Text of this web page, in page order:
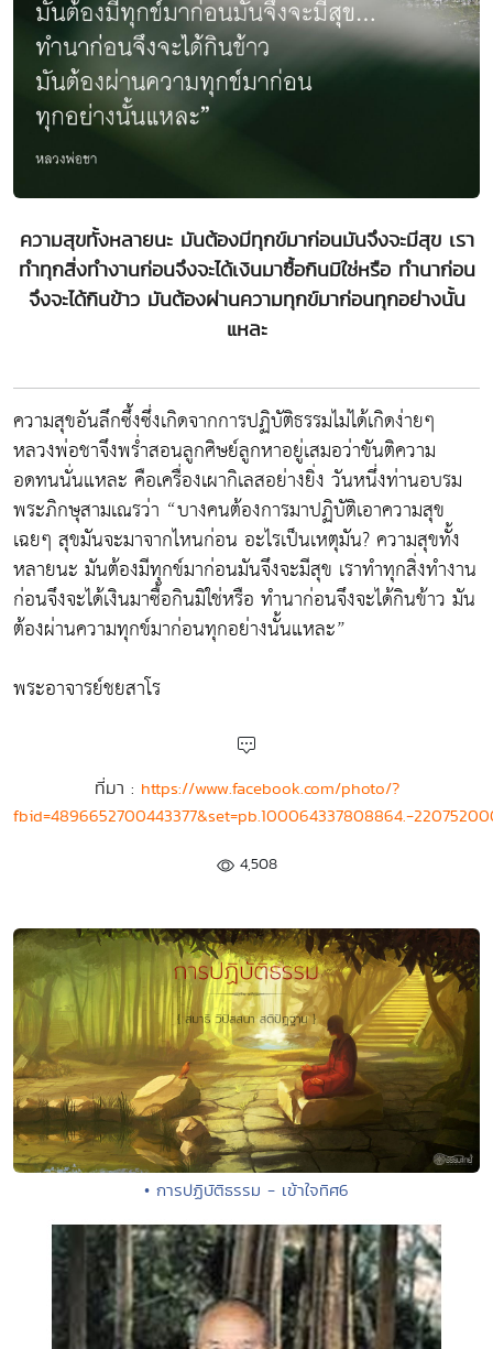
ความสุขทั้งหลายนะ มันต้องมีทุกข์มาก่อนมันจึงจะมีสุข เรา
ทำทุกสิ่งทำงานก่อนจึงจะได้เงินมาซื้อกินมิใช่หรือ ทำนาก่อน
จึงจะได้กินข้าว มันต้องผ่านความทุกข์มาก่อนทุกอย่างนั้น
แหละ
ความสุขอันลึกซึ้งซึ่งเกิดจากการปฏิบัติธรรมไม่ได้เกิดง่ายๆ
หลวงพ่อชาจึงพร่ำสอนลูกศิษย์ลูกหาอยู่เสมอว่าขันติความ
อดทนนั่นแหละ คือเครื่องเผากิเลสอย่างยิ่ง วันหนึ่งท่านอบรม
พระภิกษุสามเณรว่า “บางคนต้องการมาปฏิบัติเอาความสุข
เฉยๆ สุขมันจะมาจากไหนก่อน อะไรเป็นเหตุมัน? ความสุขทั้ง
หลายนะ มันต้องมีทุกข์มาก่อนมันจึงจะมีสุข เราทำทุกสิ่งทำงาน
ก่อนจึงจะได้เงินมาซื้อกินมิใช่หรือ ทำนาก่อนจึงจะได้กินข้าว มัน
ต้องผ่านความทุกข์มาก่อนทุกอย่างนั้นแหละ”
พระอาจารย์ชยสาโร
ที่มา : https://www.facebook.com/photo/?
fbid=4896652700443377&set=pb.100064337808864.-
4,508
• การปฏิบัติธรรม - เข้าใจทิศ6